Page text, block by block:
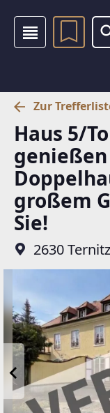
Zur
Haus 5/
großem
Sie!
2630 Ternitz